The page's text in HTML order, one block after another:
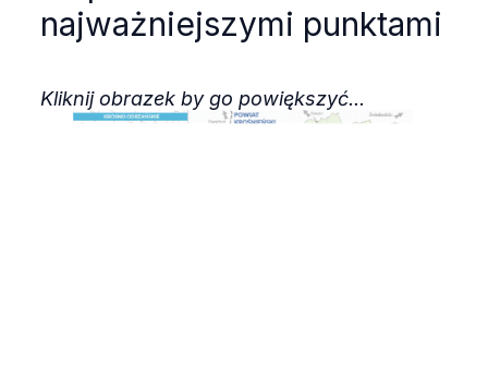
najważniejszymi punktami
Kliknij obrazek by go powiększyć...